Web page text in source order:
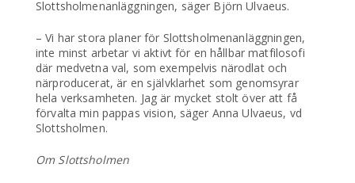
Slottsholmenanläggningen, säger Björn Ulvaeus.
– Vi har stora planer för Slottsholmenanläggningen,
inte minst arbetar vi aktivt för en hållbar matfilosofi
där medvetna val, som exempelvis närodlat och
närproducerat, är en självklarhet som genomsyrar
hela verksamheten. Jag är mycket stolt över att få
förvalta min pappas vision, säger Anna Ulvaeus, vd
Slottsholmen.
Om Slottsholmen